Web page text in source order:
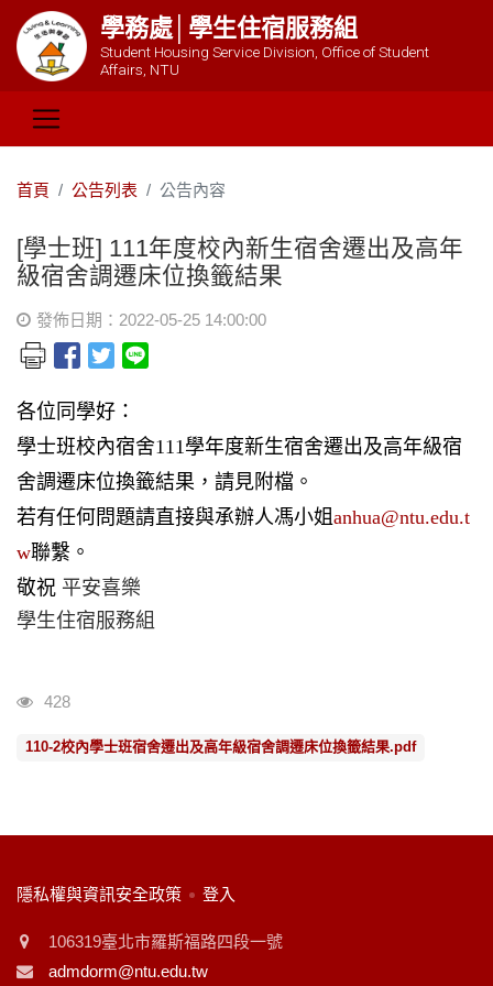
學務處│學生住宿服務組
Student Housing Service Division, Office of Student
Affairs, NTU
首頁 公告列表 公告內容
[學士班] 111年度校內新生宿舍遷出及高年
級宿舍調遷床位換籤結果
發佈日期：2022-05-25 14:00:00
各位同學好：
學士班校內宿舍111學年度新生宿舍遷出及高年級宿
舍調遷床位換籤結果，請見附檔。
若有任何問題請直接與承辦人馮小姐anhua@ntu.edu.t
w聯繫。
敬祝 平安喜樂
學生住宿服務組
瀏覽人次
428
110-2校內學士班宿舍遷出及高年級宿舍調遷床位換籤結果.pdf
:::
隱私權與資訊安全政策 登入
106319臺北市羅斯福路四段一號
admdorm@ntu.edu.tw